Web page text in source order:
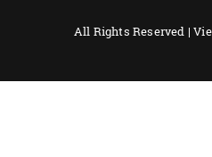
All Rights Reserved |